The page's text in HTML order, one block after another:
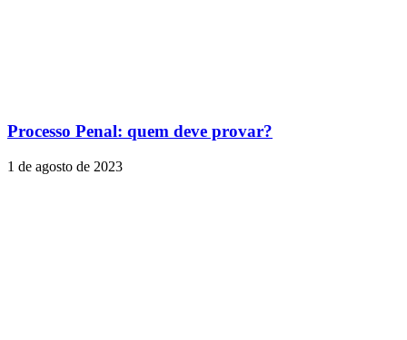
Processo Penal: quem deve provar?
1 de agosto de 2023